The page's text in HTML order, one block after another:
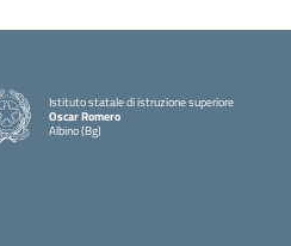
Istituto statale di istruzione superiore
Oscar Romero
Albino (Bg)